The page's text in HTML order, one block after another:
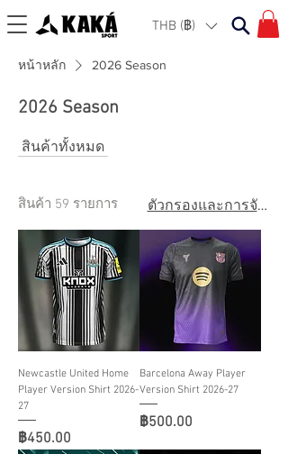
THB (฿)
หน้าหลัก 2026 Season
2026 Season
สินค้าทั้งหมด
สินค้า 59 รายการ ตัวกรองและการจัดเรียง
Newcastle United Home
Player Version Shirt 2026-
27
ราคา
฿450.00
Barcelona Away Player
Version Shirt 2026-27
ราคา
฿500.00